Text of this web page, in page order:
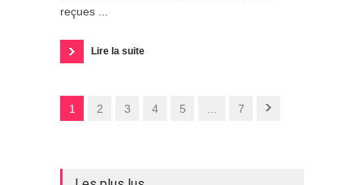
reçues ...
Lire la suite
1 2 3 4 5 7